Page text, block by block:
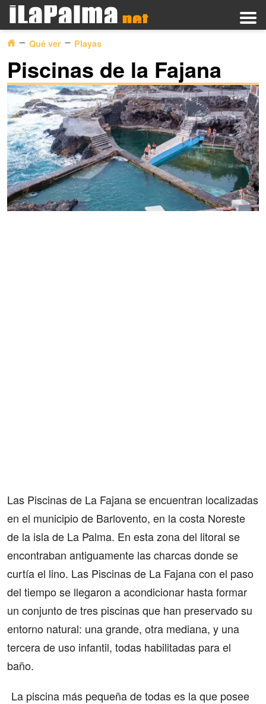
Qué ver Playas
Piscinas de la Fajana
Las Piscinas de La Fajana se encuentran localizadas
en el municipio de Barlovento, en la costa Noreste
de la isla de La Palma. En esta zona del litoral se
encontraban antiguamente las charcas donde se
curtía el lino. Las Piscinas de La Fajana con el paso
del tiempo se llegaron a acondicionar hasta formar
un conjunto de tres piscinas que han preservado su
entorno natural: una grande, otra mediana, y una
tercera de uso infantil, todas habilitadas para el
baño.
La piscina más pequeña de todas es la que posee